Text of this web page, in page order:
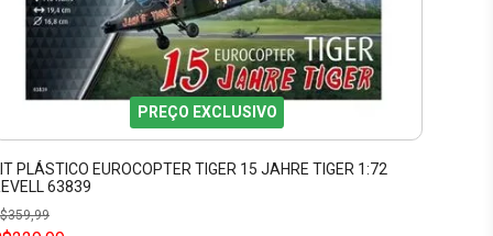
PREÇO EXCLUSIVO
PLÁSTICO EUROCOPTER TIGER 15 JAHRE TIGER 1:72
63839
359,99